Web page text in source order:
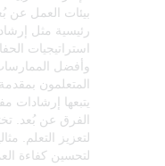
بيئات العمل عن
رئيسية مثل
استراتيجيات
وأفضل
المتعلمون
يتبعها إرشادات
الفرق عن بُعد.
لتعزيز التعلم.
لتحسين كفاءة